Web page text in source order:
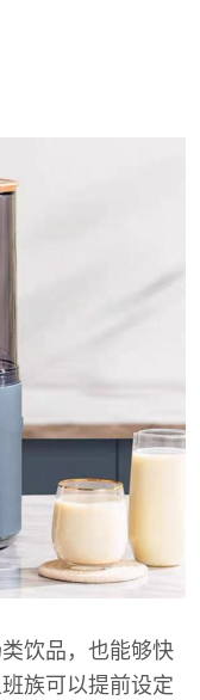
饮品，也能够快
族可以提前设定